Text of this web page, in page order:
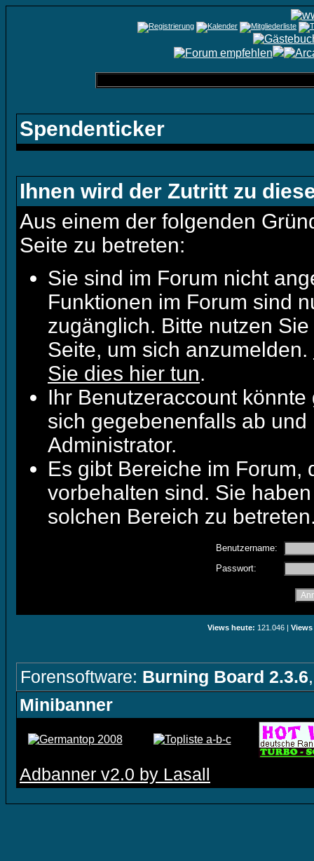
Spendenticker
Ihnen wird der Zutritt zu
Aus einem der folgenden
Seite zu betreten:
Sie sind im Forum nicht
Funktionen im Forum sind
zugänglich. Bitte nutzen
Seite, um sich anzumelden.
Sie dies hier tun.
Ihr Benutzeraccount
sich gegebenenfalls ab
Administrator.
Es gibt Bereiche im Forum,
vorbehalten sind. Sie
solchen Bereich zu
Benutzername:
Passwort:
Views heute: 121.046 |
Forensoftware: Burning Board 2.3.6
Minibanner
Adbanner v2.0 by Lasall